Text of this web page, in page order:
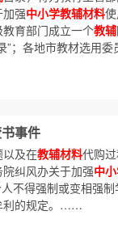
强中小学教辅材料
教育部门成立一个教辅
”；各地市教材选用
事件
及在教辅材料代购
纠风办关于加强中
不得强制或变相强
利的规定。……